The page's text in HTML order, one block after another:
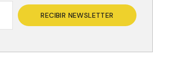
RECIBIR NEWSLETTER